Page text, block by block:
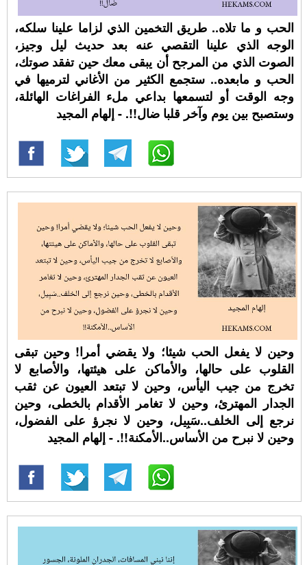
الحب و ما تلاه.. طريق التخمين الذي لزاما علينا سلكه،
الوجه الذي علينا التقصي عنه بعد حديث ليل وجيز،
الصوت الذي من المرجح أن يبقى معك حين تفقد صوتك،
الحب و مابعده.. ستجمع الكثير من الأغاني لترميها في
وجه الوقت أو لتسمعها بداعي ملء الفراغات الهائلة،
وستصبح بين يوم وآخر قلبا ضال!!. - إلهام المجيد
وحين لا يفعل الحب شيئا؛ ولا يقضي أمرا! وحين تبقى
القلوب على حالها، والأماكن على هيئتها، والأصابع لا
تخرج من جيب اليأس، وحين لا تبتعد العيون عن ثقب
الجدار المهترئ، وحين لا تغامر الأقدام بالخطى، وحين
نرجع إلى الخلف..سَبِيل، وحين لا نجرؤ على الفضول،
وحين لا نبرح من الأساس..الأمكنة!!. - إلهام المجيد